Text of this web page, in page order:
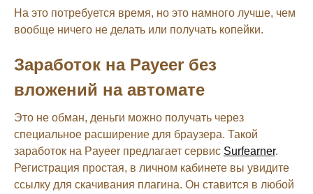
На это потребуется время, но это намного лучше, чем
вообще ничего не делать или получать копейки.
Заработок на Payeer без
вложений на автомате
Это не обман, деньги можно получать через
специальное расширение для браузера. Такой
заработок на Payeer предлагает сервис Surfearner.
Регистрация простая, в личном кабинете вы увидите
ссылку для скачивания плагина. Он ставится в любой